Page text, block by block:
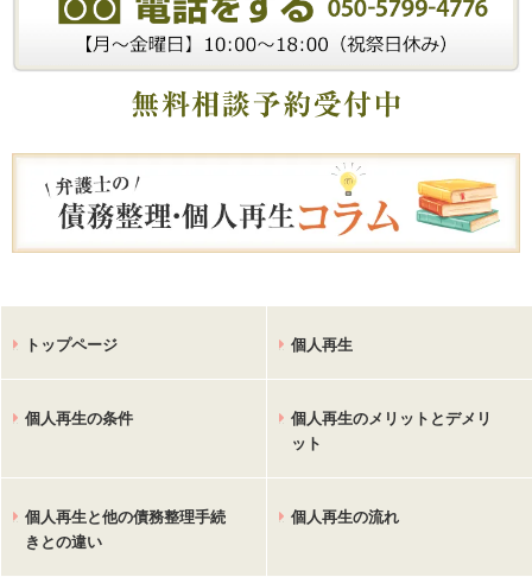
トップページ 個人再生
個人再生の条件
個人再生のメリットとデメリ
ット
個人再生と他の債務整理手続
きとの違い
個人再生の流れ